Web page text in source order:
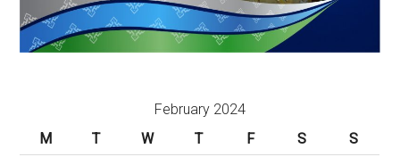
February 2024
M
T W T F S S